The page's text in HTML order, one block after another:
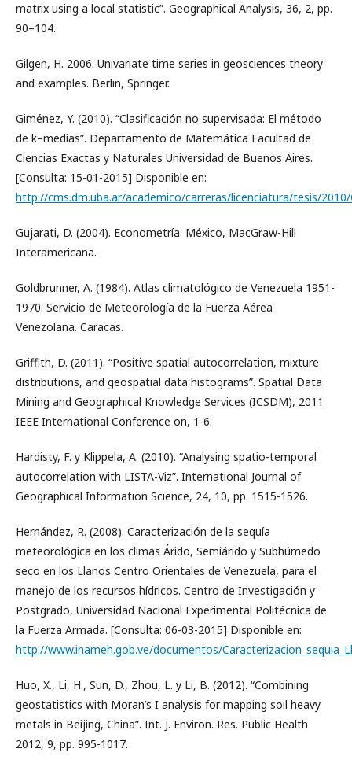
matrix using a local statistic”. Geographical Analysis, 36, 2, pp.
90–104.
Gilgen, H. 2006. Univariate time series in geosciences theory
and examples. Berlin, Springer.
Giménez, Y. (2010). “Clasificación no supervisada: El método
de k–medias”. Departamento de Matemática Facultad de
Ciencias Exactas y Naturales Universidad de Buenos Aires.
[Consulta: 15-01-2015] Disponible en:
http://cms.dm.uba.ar/academico/carreras/licenciatura/tesis/2010/
Gujarati, D. (2004). Econometría. México, MacGraw-Hill
Interamericana.
Goldbrunner, A. (1984). Atlas climatológico de Venezuela 1951-
1970. Servicio de Meteorología de la Fuerza Aérea
Venezolana. Caracas.
Griffith, D. (2011). “Positive spatial autocorrelation, mixture
distributions, and geospatial data histograms”. Spatial Data
Mining and Geographical Knowledge Services (ICSDM), 2011
IEEE International Conference on, 1-6.
Hardisty, F. y Klippela, A. (2010). “Analysing spatio-temporal
autocorrelation with LISTA-Viz”. International Journal of
Geographical Information Science, 24, 10, pp. 1515-1526.
Hernández, R. (2008). Caracterización de la sequía
meteorológica en los climas Árido, Semiárido y Subhúmedo
seco en los Llanos Centro Orientales de Venezuela, para el
manejo de los recursos hídricos. Centro de Investigación y
Postgrado, Universidad Nacional Experimental Politécnica de
la Fuerza Armada. [Consulta: 06-03-2015] Disponible en:
http://www.inameh.gob.ve/documentos/
Huo, X., Li, H., Sun, D., Zhou, L. y Li, B. (2012). “Combining
geostatistics with Moran’s I analysis for mapping soil heavy
metals in Beijing, China”. Int. J. Environ. Res. Public Health
2012, 9, pp. 995-1017.